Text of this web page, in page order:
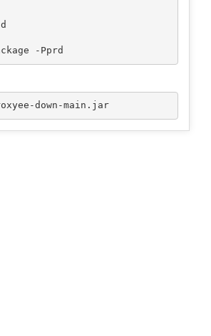
java -jar proxyee-down-main.jar